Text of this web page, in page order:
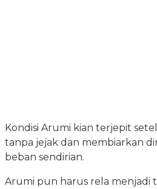
Kondisi Arumi kian terjepit
tanpa jejak dan membiarkan
beban sendirian.
Arumi pun harus rela menjadi